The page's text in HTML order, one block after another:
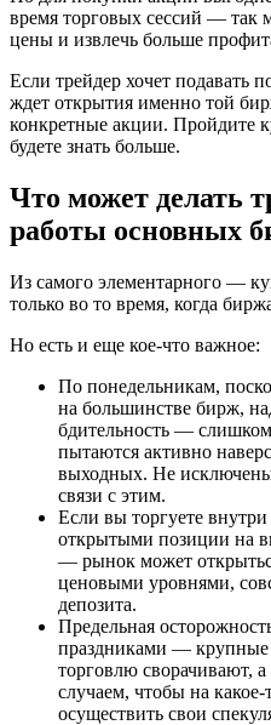
время торговых сессий — так
цены и извлечь больше
Если трейдер хочет подавать
ждет открытия именно той
конкретные акции. Пройдите
будете знать больше.
Что может делать
работы основных
Из самого элементарного —
только во то время, когда
Но есть и еще кое-что важное:
По понедельникам,
на большинстве бирж,
бдительность —
пытаются активно
выходных. Не
связи с этим.
Если вы торгуете внутри
открытыми позиции на
— рынок может
ценовыми уровнями,
депозита.
Предельная
праздниками — крупные
торговлю сворачивают,
случаем, чтобы на
осуществить свои